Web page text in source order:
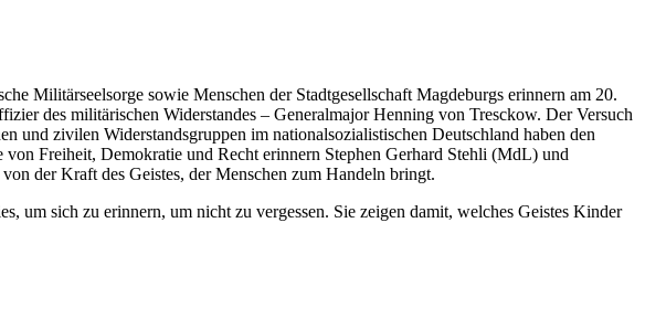
Militärseelsorge sowie Menschen der Stadtgesellschaft Magdeburgs erinnern am 20.
des militärischen Widerstandes – Generalmajor Henning von Tresckow. Der Versuch
und zivilen Widerstandsgruppen im nationalsozialistischen Deutschland haben den
Freiheit, Demokratie und Recht erinnern Stephen Gerhard Stehli (MdL) und
der Kraft des Geistes, der Menschen zum Handeln bringt.
um sich zu erinnern, um nicht zu vergessen. Sie zeigen damit, welches Geistes Kinder